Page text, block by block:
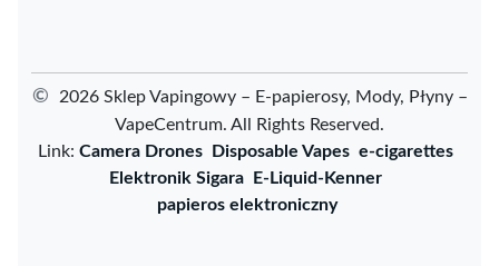
©
2026 Sklep Vapingowy – E-papierosy, Mody, Płyny –
VapeCentrum. All Rights Reserved.
Link: Camera Drones Disposable Vapes e-cigarettes
Elektronik Sigara
E-Liquid-Kenner
papieros elektroniczny